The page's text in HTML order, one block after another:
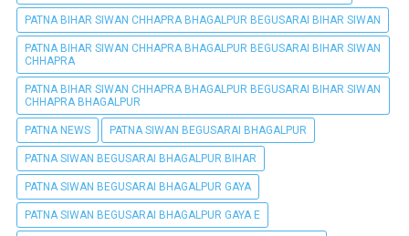
PATNA BIHAR SIWAN CHHAPRA BHAGALPUR BEGUSARAI BIHAR SIWAN
PATNA BIHAR SIWAN CHHAPRA BHAGALPUR BEGUSARAI BIHAR SIWAN
CHHAPRA
PATNA BIHAR SIWAN CHHAPRA BHAGALPUR BEGUSARAI BIHAR SIWAN
CHHAPRA BHAGALPUR
PATNA NEWS PATNA SIWAN BEGUSARAI BHAGALPUR
PATNA SIWAN BEGUSARAI BHAGALPUR BIHAR
PATNA SIWAN BEGUSARAI BHAGALPUR GAYA
PATNA SIWAN BEGUSARAI BHAGALPUR GAYA E